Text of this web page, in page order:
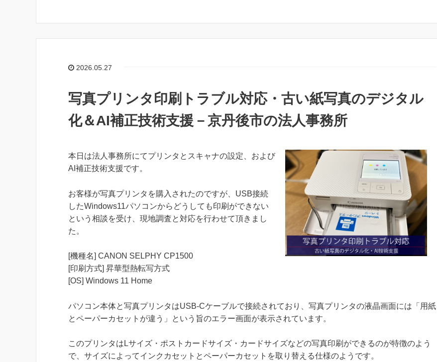
2026.05.27
写真プリンタ印刷トラブル対応・古い紙写真のデジタル
化＆AI補正技術支援－京丹後市の法人事務所
本日は法人事務所にてプリンタとスキャナの設定、および
AI補正技術支援です。
お客様が写真プリンタを購入されたのですが、USB接続
したWindows11パソコンからどうしても印刷ができない
という相談を受け、現地調査と対応を行わせて頂きまし
た。
[機種名] CANON SELPHY CP1500
[印刷方式] 昇華型熱転写方式
[OS] Windows 11 Home
パソコン本体と写真プリンタはUSB-Cケーブルで接続されており、写真プリンタの液晶画面には「用紙
とペーパーカセットが違う」という旨のエラー画面が表示されています。
このプリンタはLサイズ・ポストカードサイズ・カードサイズなどの写真印刷ができるのが特徴のよう
で、サイズによってインクカセットとペーパーカセットを取り替える仕様のようです。